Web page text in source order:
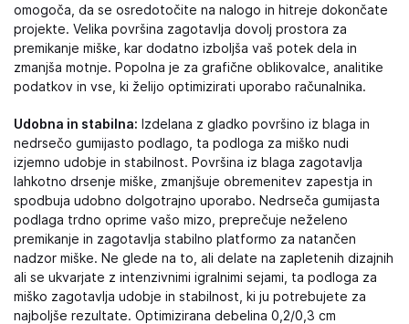
omogoča, da se osredotočite na nalogo in hitreje dokončate
projekte. Velika površina zagotavlja dovolj prostora za
premikanje miške, kar dodatno izboljša vaš potek dela in
zmanjša motnje. Popolna je za grafične oblikovalce, analitike
podatkov in vse, ki želijo optimizirati uporabo računalnika.
Udobna in stabilna: Izdelana z gladko površino iz blaga in
nedrsečo gumijasto podlago, ta podloga za miško nudi
izjemno udobje in stabilnost. Površina iz blaga zagotavlja
lahkotno drsenje miške, zmanjšuje obremenitev zapestja in
spodbuja udobno dolgotrajno uporabo. Nedrseča gumijasta
podlaga trdno oprime vašo mizo, preprečuje neželeno
premikanje in zagotavlja stabilno platformo za natančen
nadzor miške. Ne glede na to, ali delate na zapletenih dizajnih
ali se ukvarjate z intenzivnimi igralnimi sejami, ta podloga za
miško zagotavlja udobje in stabilnost, ki ju potrebujete za
najboljše rezultate. Optimizirana debelina 0,2/0,3 cm